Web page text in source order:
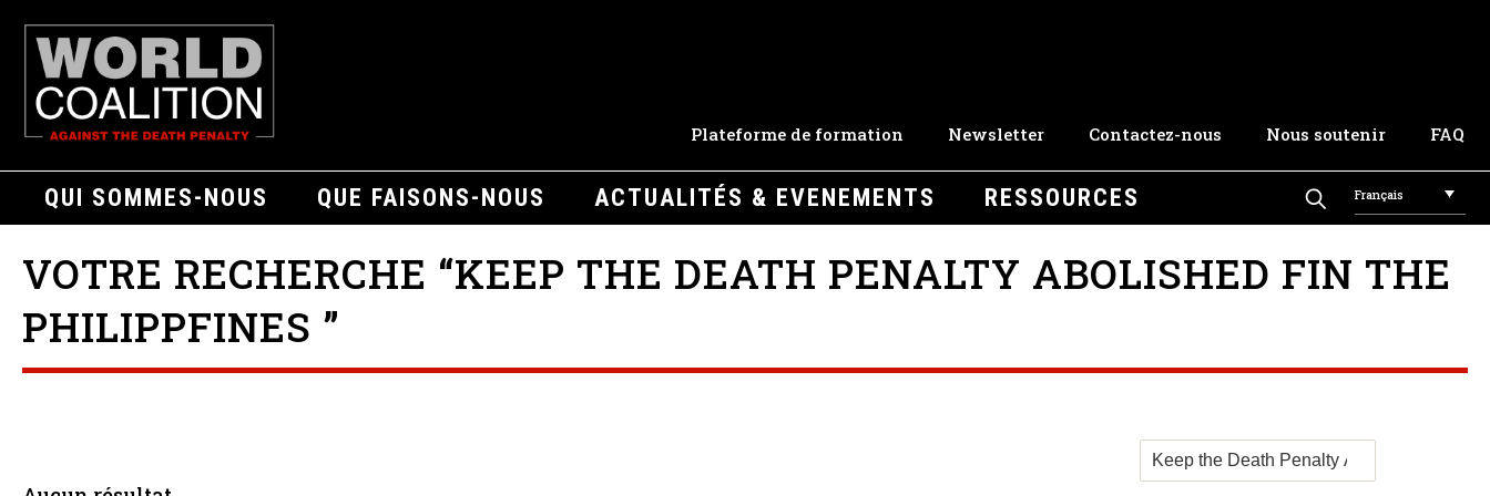
Plateforme de formation Newsletter Contactez-nous Nous soutenir FAQ
QUI SOMMES-NOUS QUE FAISONS-NOUS ACTUALITÉS & EVENEMENTS RESSOURCES Français
VOTRE RECHERCHE “KEEP THE DEATH PENALTY ABOLISHED FIN THE
PHILIPPFINES ”